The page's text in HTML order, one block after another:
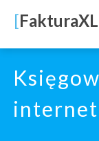
main
content
[FakturaXL